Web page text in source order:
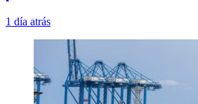
1 día atrás